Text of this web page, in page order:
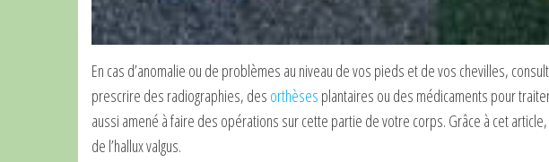
En cas d’anomalie ou de problèmes au niveau de vos pieds et de vos chevilles,
prescrire des radiographies, des orthèses plantaires ou des médicaments pour
aussi amené à faire des opérations sur cette partie de votre corps. Grâce à cet
de l’hallux valgus.